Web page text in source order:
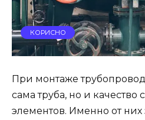
КОРИСНО
При монтаже
сама труба, но и
элементов. Именно от них